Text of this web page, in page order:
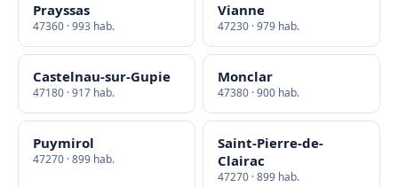
Prayssas
47360 · 993 hab.
Vianne
47230 · 979 hab.
Castelnau-sur-Gupie
47180 · 917 hab.
Monclar
47380 · 900 hab.
Puymirol
47270 · 899 hab.
Saint-Pierre-de-
Clairac
47270 · 899 hab.